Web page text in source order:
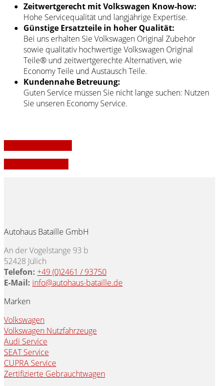
Zeitwertgerecht mitVolkswagen Know-how:
Hohe Servicequalität und langjährige Expertise.
Günstige Ersatzteile in hoher Qualität:
Bei uns erhalten Sie Volkswagen Original Zubehör
sowie qualitativ hochwertige Volkswagen Original
Teile® und zeitwertgerechte Alternativen, wie
EconomyTeile und AustauschTeile.
Kundennahe Betreuung:
Guten Service müssen Sie nicht lange suchen: Nutzen
Sie unseren Economy Service.
Autohaus Bataille GmbH
An der Vogelstange 93 b
52428 Jülich
Telefon: +49 (0)2461 / 93750
E-Mail: info@autohaus-bataille.de
Marken
Volkswagen
Volkswagen Nutzfahrzeuge
Audi Service
SEAT Service
CUPRA Service
Zertifizierte Gebrauchtwagen